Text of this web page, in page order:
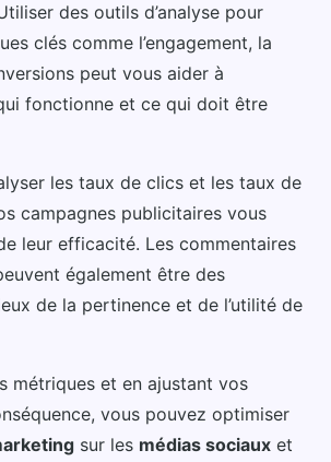
des outils d’analyse pour
clés comme l’engagement, la
peut vous aider à
fonctionne et ce qui doit être
les taux de clics et les taux de
campagnes publicitaires vous
leur efficacité. Les commentaires
également être des
de la pertinence et de l’utilité de
métriques et en ajustant vos
vous pouvez optimiser
sur les médias sociaux et